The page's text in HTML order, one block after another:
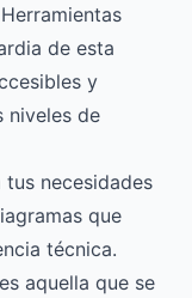
de esta
y
niveles de
necesidades
que
técnica.
aquella que se